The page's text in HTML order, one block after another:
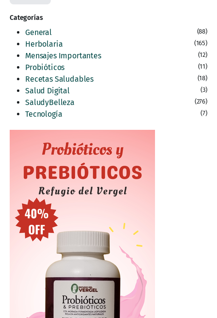
Categorías
General (88)
Herbolaria (165)
Mensajes Importantes (12)
Probióticos (11)
Recetas Saludables (18)
Salud Digital (3)
SaludyBelleza (276)
Tecnología (7)